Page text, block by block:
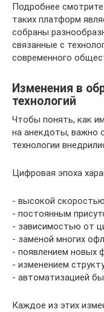
Подробнее смотрите
таких платформ
собраны
связанные с
современного
Изменения в
технологий
Чтобы понять, как
на анекдоты, важно
технологии
Цифровая эпоха
- высокой
- постоянным
- зависимостью от
- заменой многих
- появлением новых
- изменением
- автоматизацией
Каждое из этих